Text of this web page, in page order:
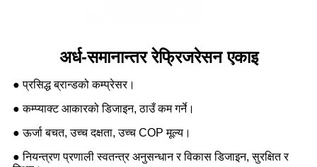
अर्ध-समानान्तर रेफ्रिजरेसन एकाइ
● प्रसिद्ध ब्रान्डको कम्प्रेसर।
● कम्प्याक्ट आकारको डिजाइन, ठाउँ कम गर्ने।
● ऊर्जा बचत, उच्च दक्षता, उच्च COP मूल्य।
● नियन्त्रण प्रणाली स्वतन्त्र अनुसन्धान र विकास डिजाइन, सुरक्षित र